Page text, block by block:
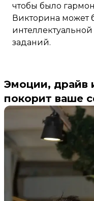
чтобы было
Викторина может
заданий.
Эмоции, драйв
покорит ваше